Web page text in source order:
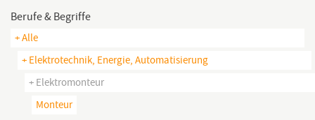
Berufe & Begriffe
+ Alle
+ Elektrotechnik, Energie, Automatisierung
+ Elektromonteur
Monteur